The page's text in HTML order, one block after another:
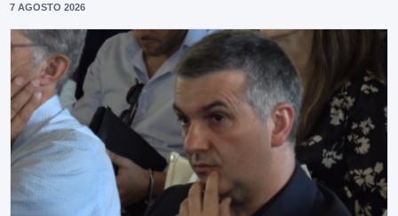
7 AGOSTO 2026